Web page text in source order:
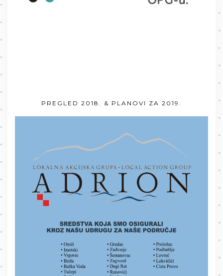
PREGLED 2018. & PLANOVI ZA 2019.